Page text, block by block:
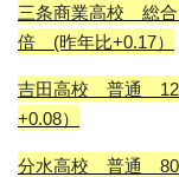
三条商業高校 総
倍 (昨年比+0.17）
吉田高校 普通
+0.08）
分水高校 普通